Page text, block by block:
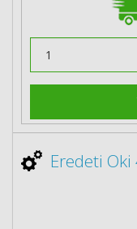
Eredeti